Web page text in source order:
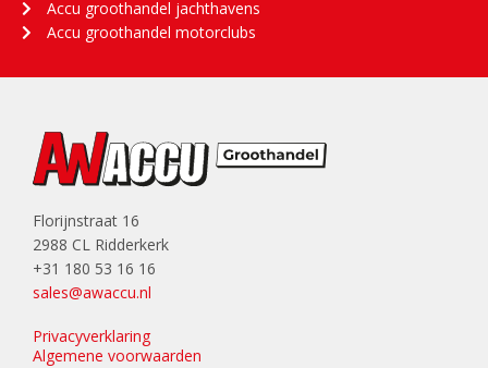
Accu groothandel jachthavens
Accu groothandel motorclubs
Florijnstraat 16
2988 CL Ridderkerk
+31 180 53 16 16
sales@awaccu.nl
Privacyverklaring
Algemene voorwaarden